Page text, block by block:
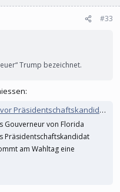
#33
Trump bezeichnet.
»Weiß mehr über ihn als jeder andere«
Gouverneur von Florida
Präsidentschaftskandidat
am Wahltag eine